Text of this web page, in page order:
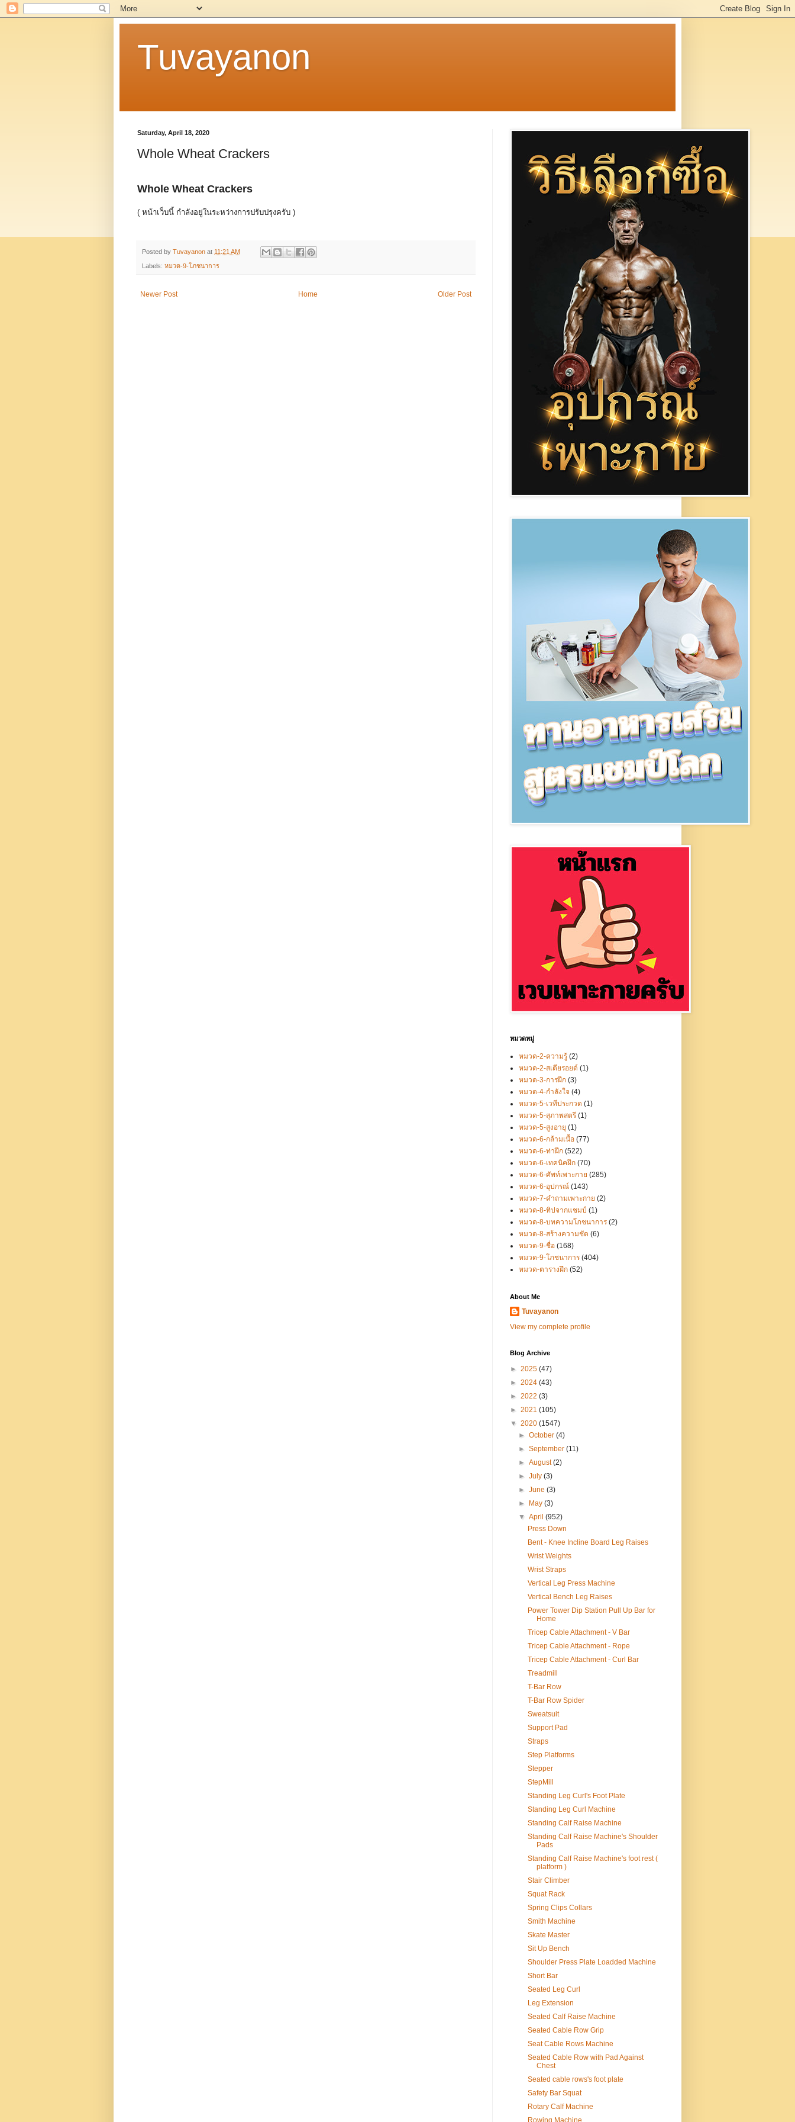
Tuvayanon
Saturday, April 18, 2020
Whole Wheat Crackers
Whole Wheat Crackers
( หน้าเว็บนี้ กำลังอยู่ในระหว่างการปรับปรุงครับ )
Posted by Tuvayanon at 11:21 AM
Labels: หมวด-9-โภชนาการ
Newer Post Older Post
Home
หมวดหมู่
หมวด-2-ความรู้ (2)
หมวด-2-สเตียรอยด์ (1)
หมวด-3-การฝึก (3)
หมวด-4-กำลังใจ (4)
หมวด-5-เวทีประกวด (1)
หมวด-5-สุภาพสตรี (1)
หมวด-5-สูงอายุ (1)
หมวด-6-กล้ามเนื้อ (77)
หมวด-6-ท่าฝึก (522)
หมวด-6-เทคนิคฝึก (70)
หมวด-6-ศัพท์เพาะกาย (285)
หมวด-6-อุปกรณ์ (143)
หมวด-7-คำถามเพาะกาย (2)
หมวด-8-ทิปจากแชมป์ (1)
หมวด-8-บทความโภชนาการ (2)
หมวด-8-สร้างความชัด (6)
หมวด-9-ชื่อ (168)
หมวด-9-โภชนาการ (404)
หมวด-ตารางฝึก (52)
About Me
Tuvayanon
View my complete profile
Blog Archive
► 2025 (47)
► 2024 (43)
► 2022 (3)
► 2021 (105)
▼ 2020 (1547)
►October(4)
►September(11)
►August(2)
►July(3)
►June(3)
►
May(3)
▼April(952)
Press Down
Bent - Knee Incline Board Leg Raises
Wrist Weights
Wrist Straps
Vertical Leg Press Machine
Vertical Bench Leg Raises
Power Tower Dip Station Pull Up Bar for
Home
Tricep Cable Attachment - V Bar
Tricep Cable Attachment - Rope
Tricep Cable Attachment - Curl Bar
Treadmill
T-Bar Row
T-Bar Row Spider
Sweatsuit
Support Pad
Straps
Step Platforms
Stepper
StepMill
Standing Leg Curl's Foot Plate
Standing Leg Curl Machine
Standing Calf Raise Machine
Standing Calf Raise Machine's Shoulder
Pads
Standing Calf Raise Machine's foot rest (
platform )
Stair Climber
Squat Rack
Spring Clips Collars
Smith Machine
Skate Master
Sit Up Bench
Shoulder Press Plate Loadded Machine
Short Bar
Seated Leg Curl
Leg Extension
Seated Calf Raise Machine
Seated Cable Row Grip
Seat Cable Rows Machine
Seated Cable Row with Pad Against
Chest
Seated cable rows's foot plate
Safety Bar Squat
Rotary Calf Machine
Rowing Machine